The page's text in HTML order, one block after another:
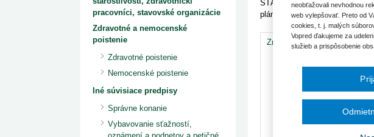
1. 7. 2026
redakcia
zoznam kategori...
29. 6. 2026
Rezort zdravotníctva zverejnil zoznam
kategorizovaných špeciálnych ...
29. 6. 2026
redakcia
starostlivosti v centrách z...
2015
2014
2013
2012
2011
Od 1. augusta 2026 sa začína šesťmesačné prechodné
implementáciu nových elektronických služieb v elektronickej
ŠTÁTNE PRÍJMY. DANE,
plán;Bezpečnostná
Znenie Vzťahy
Obsah predpisu sa
Odomknite si prístup k
Prístup k obsahu
pracovníci, stavovské organizácie
Zdravotné a nemocenské
poistenie
Zdravotné poistenie
Nemocenské poistenie
Iné súvisiace predpisy
Správne konanie
Vybavovanie sťažností,
neobťažovali nevhodnou
web vylepšovať. Preto od
cookies, t. j. malých
Vopred ďakujeme za
služieb a prispôsobenie